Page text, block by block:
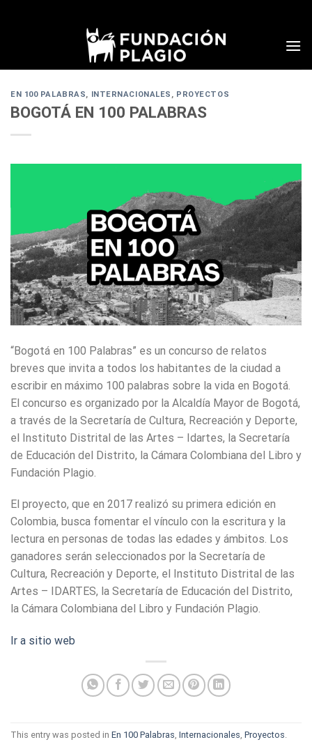
EN 100 PALABRAS, INTERNACIONALES , PROYECTOS
BOGOTÁ EN 100 PALABRAS
“Bogotá en 100 Palabras” es un concurso de relatos
breves que invita a todos los habitantes de la ciudad a
escribir en máximo 100 palabras sobre la vida en Bogotá.
El concurso es organizado por la Alcaldía Mayor de Bogotá,
a través de la Secretaría de Cultura, Recreación y Deporte,
el Instituto Distrital de las Artes – Idartes, la Secretaría
de Educación del Distrito, la Cámara Colombiana del Libro y
Fundación Plagio.
El proyecto, que en 2017 realizó su primera edición en
Colombia, busca fomentar el vínculo con la escritura y la
lectura en personas de todas las edades y ámbitos. Los
ganadores serán seleccionados por la Secretaría de
Cultura, Recreación y Deporte, el Instituto Distrital de las
Artes – IDARTES, la Secretaría de Educación del Distrito,
la Cámara Colombiana del Libro y Fundación Plagio.
Ir a sitio web
This entry was posted in En 100 Palabras Internacionales Proyectos